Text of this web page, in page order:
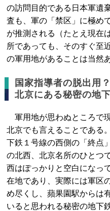
の訪問目的である日本軍遺
査も、軍の「禁区」に極め
が推測される（たとえ現在
所であっても、そのすぐ至
の軍用地があることは当然
国家指導者の脱出用？
北京にある秘密の地
軍用地が思わぬところで
北京でも言えることである
下鉄１号線の西側の「終点
の北西、北京名所のひとつ
西はぽっかりと空白になっ
在地であり、実際には軍区
め尽くし、蘋果園駅からは
いると思われる秘密の地下